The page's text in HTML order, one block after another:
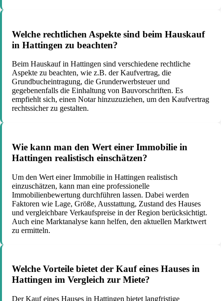
Welche rechtlichen Aspekte sind beim Hauskauf
in Hattingen zu beachten?
Beim Hauskauf in Hattingen sind verschiedene rechtliche
Aspekte zu beachten, wie z.B. der Kaufvertrag, die
Grundbucheintragung, die Grunderwerbsteuer und
gegebenenfalls die Einhaltung von Bauvorschriften. Es
empfiehlt sich, einen Notar hinzuzuziehen, um den Kaufvertrag
rechtssicher zu gestalten.
Wie kann man den Wert einer Immobilie in
Hattingen realistisch einschätzen?
Um den Wert einer Immobilie in Hattingen realistisch
einzuschätzen, kann man eine professionelle
Immobilienbewertung durchführen lassen. Dabei werden
Faktoren wie Lage, Größe, Ausstattung, Zustand des Hauses
und vergleichbare Verkaufspreise in der Region berücksichtigt.
Auch eine Marktanalyse kann helfen, den aktuellen Marktwert
zu ermitteln.
Welche Vorteile bietet der Kauf eines Hauses in
Hattingen im Vergleich zur Miete?
Der Kauf eines Hauses in Hattingen bietet langfristige